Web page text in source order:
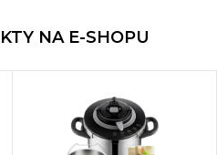
NA E-SHOPU